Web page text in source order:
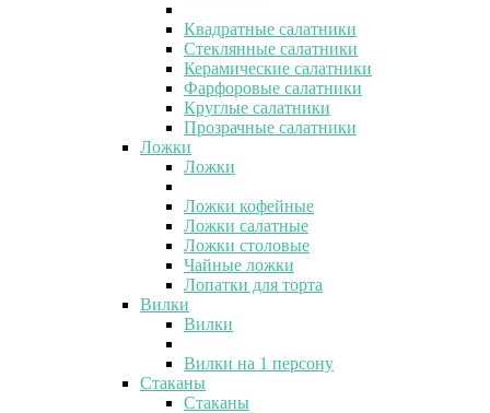
Квадратные салатники
Стеклянные салатники
Керамические салатники
Фарфоровые салатники
Круглые салатники
Прозрачные салатники
Ложки
Ложки
Ложки кофейные
Ложки салатные
Ложки столовые
Чайные ложки
Лопатки для торта
Вилки
Вилки
Вилки на 1 персону
Стаканы
Стаканы